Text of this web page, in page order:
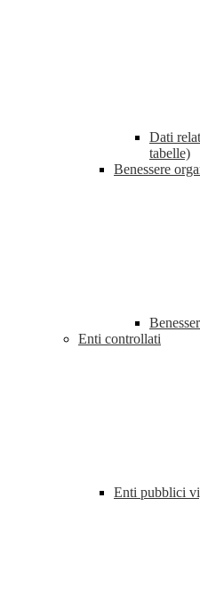
Dati
tabelle)
Benessere
Enti controllati
Enti pubblici